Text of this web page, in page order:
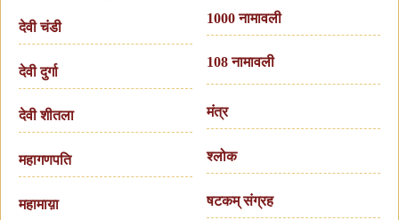
देवी चंडी
देवी दुर्गा
देवी शीतला
महागणपति
महामाय़ा
1000 नामावली
108 नामावली
मंत्र
श्लोक
षटकम् संग्रह